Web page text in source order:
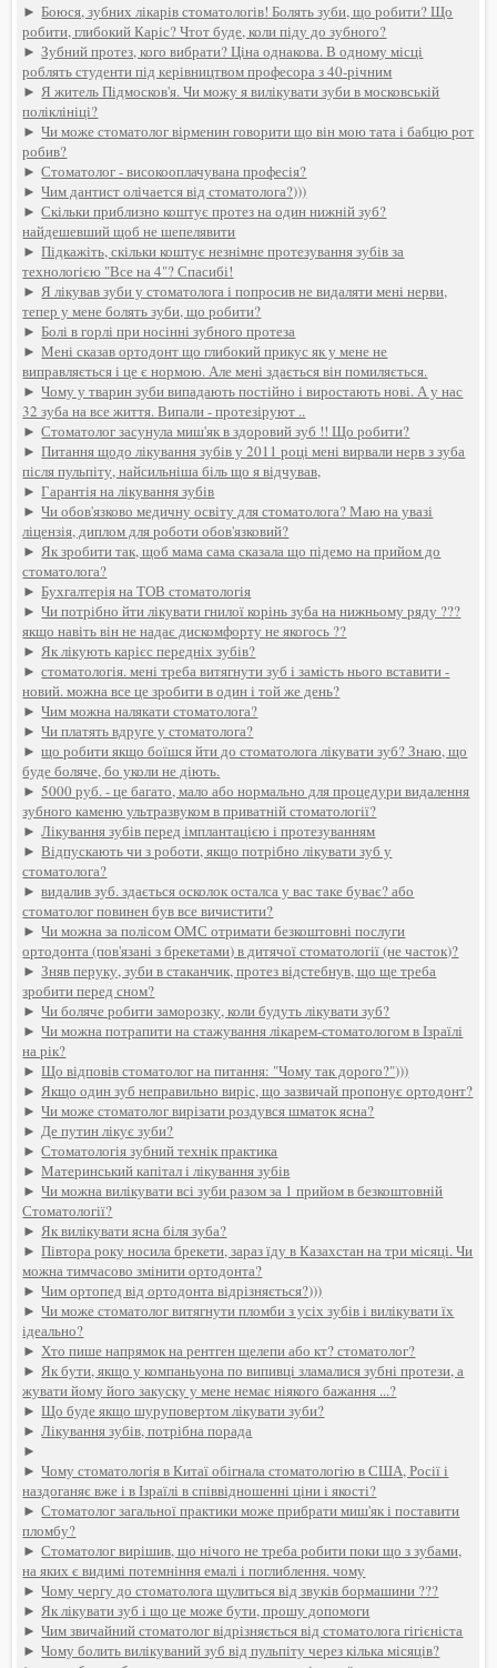
►Боюся, зубних лікарів стоматологів! Болять зуби, що робити? Що
робити, глибокий Каріс? Чтот буде, коли піду до зубного?
►Зубний протез, кого вибрати? Ціна однакова. В одному місці
роблять студенти під керівництвом професора з 40-річним
►Я житель Підмосков'я. Чи можу я вилікувати зуби в московській
поліклініці?
►Чи може стоматолог вірменин говорити що він мою тата і бабцю рот
робив?
►Стоматолог - високооплачувана професія?
►Чим дантист олічается від стоматолога?)))
►Скільки приблизно коштує протез на один нижній зуб?
найдешевший щоб не шепелявити
►Підкажіть, скільки коштує незнімне протезування зубів за
технологією "Все на 4"? Спасибі!
►Я лікував зуби у стоматолога і попросив не видаляти мені нерви,
тепер у мене болять зуби, що робити?
►Болі в горлі при носінні зубного протеза
►Мені сказав ортодонт що глибокий прикус як у мене не
виправляється і це є нормою. Але мені здається він помиляється.
►Чому у тварин зуби випадають постійно і виростають нові. А у нас
32 зуба на все життя. Випали - протезіруют ..
►Стоматолог засунула миш'як в здоровий зуб !! Що робити?
►Питання щодо лікування зубів у 2011 році мені вирвали нерв з зуба
після пульпіту, найсильніша біль що я відчував,
►Гарантія на лікування зубів
►Чи обов'язково медичну освіту для стоматолога? Маю на увазі
ліцензія, диплом для роботи обов'язковий?
►Як зробити так, щоб мама сама сказала що підемо на прийом до
стоматолога?
►Бухгалтерія на ТОВ стоматологія
►Чи потрібно йти лікувати гнилої корінь зуба на нижньому ряду ???
якщо навіть він не надає дискомфорту не якогось ??
►Як лікують карієс передніх зубів?
►стоматологія. мені треба витягнути зуб і замість нього вставити -
новий. можна все це зробити в один і той же день?
►Чим можна налякати стоматолога?
►Чи платять вдруге у стоматолога?
►що робити якщо боїшся йти до стоматолога лікувати зуб? Знаю, що
буде боляче, бо уколи не діють.
►5000 руб. - це багато, мало або нормально для процедури видалення
зубного каменю ультразвуком в приватній стоматології?
►Лікування зубів перед імплантацією і протезуванням
►Відпускають чи з роботи, якщо потрібно лікувати зуб у
стоматолога?
►видалив зуб. здається осколок осталса у вас таке буває? або
стоматолог повинен був все вичистити?
►Чи можна за полісом ОМС отримати безкоштовні послуги
ортодонта (пов'язані з брекетами) в дитячої стоматології (не часток)?
►Зняв перуку, зуби в стаканчик, протез відстебнув, що ще треба
зробити перед сном?
►Чи боляче робити заморозку, коли будуть лікувати зуб?
►Чи можна потрапити на стажування лікарем-стоматологом в Ізраїлі
на рік?
►Що відповів стоматолог на питання: "Чому так дорого?")))
►Якщо один зуб неправильно виріс, що зазвичай пропонує ортодонт?
►Чи може стоматолог вирізати роздувся шматок ясна?
►Де путин лікує зуби?
►Стоматологія зубний технік практика
►Материнський капітал і лікування зубів
►Чи можна вилікувати всі зуби разом за 1 прийом в безкоштовній
Стоматології?
►Як вилікувати ясна біля зуба?
►Півтора року носила брекети, зараз їду в Казахстан на три місяці. Чи
можна тимчасово змінити ортодонта?
►Чим ортопед від ортодонта відрізняється?)))
►Чи може стоматолог витягнути пломби з усіх зубів і вилікувати їх
ідеально?
►Хто пише напрямок на рентген щелепи або кт? стоматолог?
►Як бути, якщо у компаньyoна по випивці зламалися зубні протези, а
жувати йому його закуску у мене немає ніякого бажання ...?
►Що буде якщо шуруповертом лікувати зуби?
►Лікування зубів, потрібна порада
►
►Чому стоматологія в Китаї обігнала стоматологію в США, Росії і
наздоганяє вже і в Ізраїлі в співвідношенні ціни і якості?
►Стоматолог загальної практики може прибрати миш'як і поставити
пломбу?
►Стоматолог вирішив, що нічого не треба робити поки що з зубами,
на яких є видимі потемніння емалі і поглиблення. чому
►Чому чергу до стоматолога щулиться від звуків бормашини ???
►Як лікувати зуб і що це може бути, прошу допомоги
►Чим звичайний стоматолог відрізняється від стоматолога гігієніста
►Чому болить вилікуваний зуб від пульпіту через кілька місяців?